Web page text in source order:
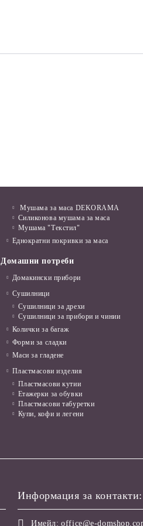
Мушама за маса DEKORAMA
Силиконова мушама за маса
Мушама "Текстил"
Еднократни покривки за маса
Домашни потреби
Домакински прибори
Сушилници
Сушилници за дрехи
Сушилници за прибори и чинии
Колички за багаж
Форми за сладки
Маси за гладене
Пластмасови изделия
Пластмасови кутии
Етажерки за обувки
Пластмасови табуретки
Купи, кофи и легени
Информация за контакти:
Имейл: office@e-